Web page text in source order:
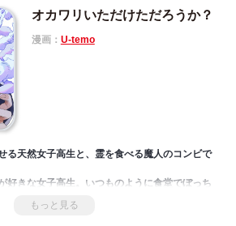
オカワリいただけただろうか？
漫画： U-temo
る天然女子高生と、霊を食べる魔人のコンビで
好きな女子高生。いつものように食堂でぼっち
高身長で同性からも人気の同級生・真島さんに
った。だが、真島さんには「魔人ちゃん」とい
もっと見る